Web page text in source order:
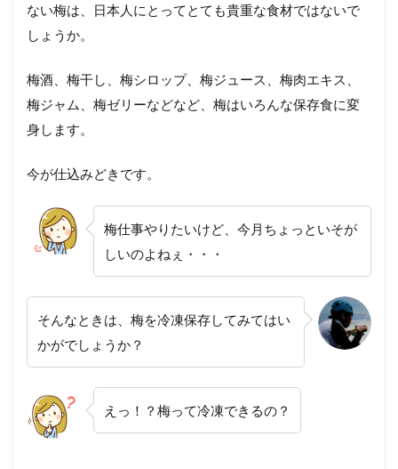
ない梅は、日本人にとってとても貴重な食材ではないで
しょうか。
梅酒、梅干し、梅シロップ、梅ジュース、梅肉エキス、
梅ジャム、梅ゼリーなどなど、梅はいろんな保存食に変
身します。
今が仕込みどきです。
梅仕事やりたいけど、今月ちょっといそが
しいのよねぇ・・・
そんなときは、梅を冷凍保存してみてはい
かがでしょうか？
えっ！？梅って冷凍できるの？